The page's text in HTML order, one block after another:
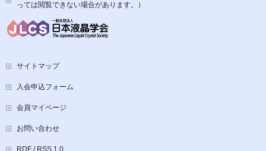
っては閲覧できない場合があります。）
サイトマップ
入会申込フォーム
会員マイページ
お問い合わせ
RDF / RSS 1.0